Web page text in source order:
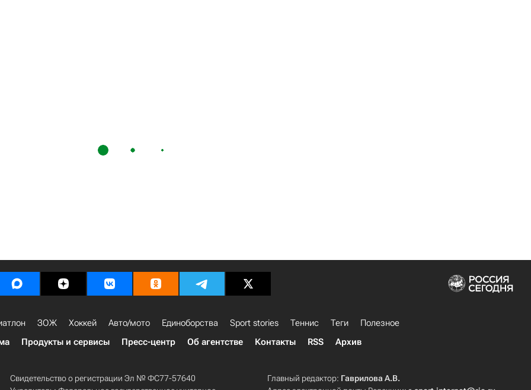
ЗОЖ Хоккей Авто/мото Единоборства Sport stories Теннис Теги
Полезное
Продукты и сервисы Пресс-центр Об агентстве Контакты RSS Архив
Свидетельство о регистрации Эл № ФС77-57640
Главный редактор: Гаврилова А.В.